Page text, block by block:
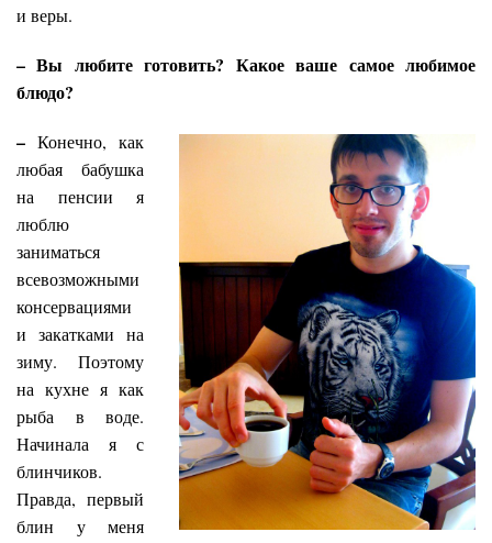
и веры.
– Вы любите готовить? Какое ваше самое любимое
блюдо?
– Конечно, как
любая бабушка
на пенсии я
люблю
заниматься
всевозможными
консервациями
и закатками на
зиму. Поэтому
на кухне я как
рыба в воде.
Начинала я с
блинчиков.
Правда, первый
блин у меня